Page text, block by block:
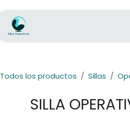
Todos los productos Sillas
SILLA